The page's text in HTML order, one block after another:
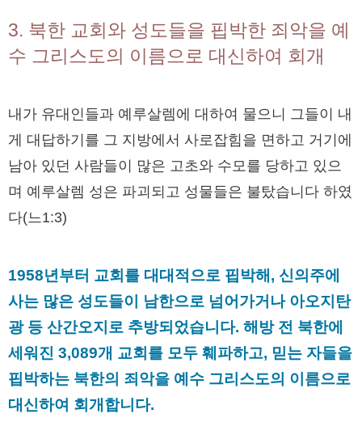
3. 북한 교회와 성도들을 핍박한 죄악을 예
수 그리스도의 이름으로 대신하여 회개
내가 유대인들과 예루살렘에 대하여 물으니 그들이 내
게 대답하기를 그 지방에서 사로잡힘을 면하고 거기에
남아 있던 사람들이 많은 고초와 수모를 당하고 있으
며 예루살렘 성은 파괴되고 성물들은 불탔습니다 하였
다(느1:3)
1958년부터 교회를 대대적으로 핍박해, 신의주에
사는 많은 성도들이 남한으로 넘어가거나 아오지탄
광 등 산간오지로 추방되었습니다. 해방 전 북한에
세워진 3,089개 교회를 모두 훼파하고, 믿는 자들을
핍박하는 북한의 죄악을 예수 그리스도의 이름으로
대신하여 회개합니다.